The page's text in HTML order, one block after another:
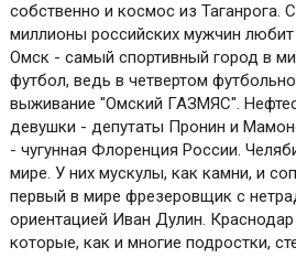
собственно и космос из Таганрога.
миллионы российских мужчин любит
Омск - самый спортивный город в
футбол, ведь в четвертом
выживание "Омский ГАЗМЯС".
девушки - депутаты Пронин и
- чугунная Флоренция России.
мире. У них мускулы, как камни, и
первый в мире фрезеровщик с
ориентацией Иван Дулин.
которые, как и многие подростки,